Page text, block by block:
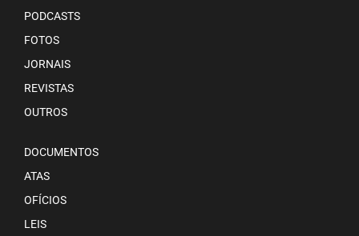
PODCASTS
FOTOS
JORNAIS
REVISTAS
OUTROS
DOCUMENTOS
ATAS
OFÍCIOS
LEIS